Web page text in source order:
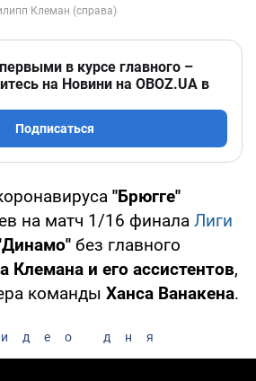
в курсе главного –
на Новини на OBOZ.UA в
Подписаться
"Брюгге"
на матч 1/16 финала Лиги
без главного
Клемана и его ассистентов,
команды Ханса Ванакена.
дня